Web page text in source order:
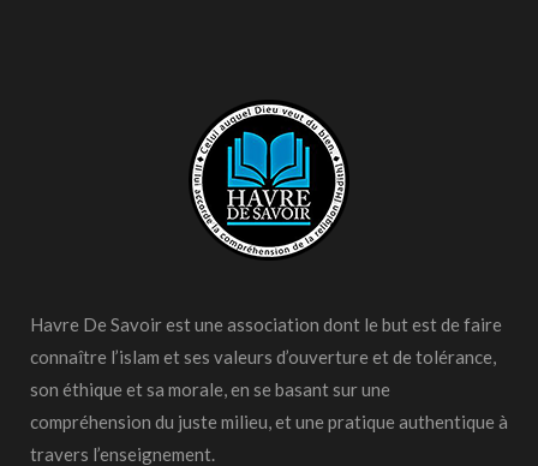
Havre De Savoir est une association dont le but est de faire
connaître l’islam et ses valeurs d’ouverture et de tolérance,
son éthique et sa morale, en se basant sur une
compréhension du juste milieu, et une pratique authentique à
travers l’enseignement.